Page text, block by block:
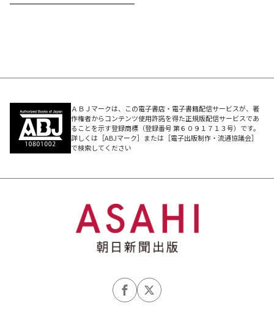
ＡＢＪマークは、この電子書店・電子書籍配信サービスが、著
作権者からコンテンツ使用許諾を得た正規版配信サービスであ
ることを示す登録商標（登録番号 第６０９１７１３号）です。
詳しくは［ABJマーク］または［電子出版制作・流通協議会］
で検索してください